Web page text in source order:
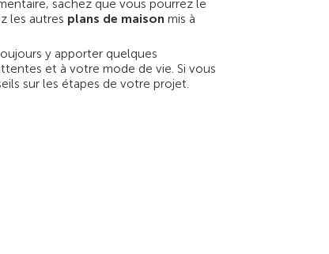
sachez que vous pourrez le
les autres plans de maison mis à
y apporter quelques
et à votre mode de vie. Si vous
sur les étapes de votre projet.